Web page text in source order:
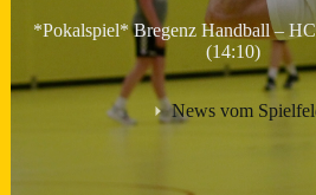
*Pokalspiel* Bregenz Handball –
(14:10)
News vom